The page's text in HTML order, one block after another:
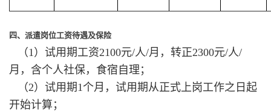
四、派遣岗位工资待遇及保险
（1）试用期工资2100元/人/月，转正2300元/人/
月，含个人社保，食宿自理；
（2）试用期1个月，试用期从正式上岗工作之日起
开始计算；